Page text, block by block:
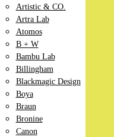
Artistic & CO.
Artra Lab
Atomos
B + W
Bambu Lab
Billingham
Blackmagic Design
Boya
Braun
Bronine
Canon